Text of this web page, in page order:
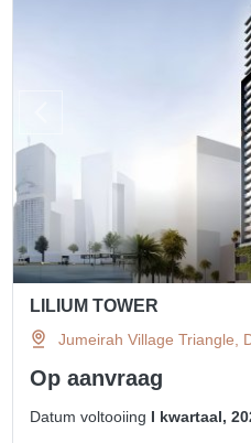
LILIUM TOWER
Jumeirah Village Triangle,
Op aanvraag
Datum voltooiing I kwartaal,